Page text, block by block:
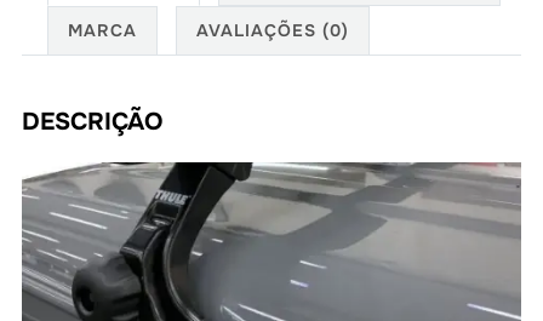
Jimny
MARCA AVALIAÇÕES (0)
DESCRIÇÃO